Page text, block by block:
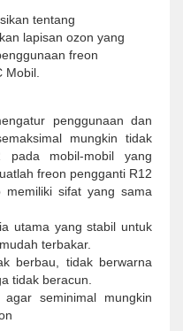
tentang
lapisan ozon yang
freon
Mobil.
penggunaan dan
mungkin tidak
pada mobil-mobil yang
freon pengganti R12
sifat yang sama
utama yang stabil untuk
terbakar.
berbau, tidak berwarna
tidak beracun.
seminimal mungkin